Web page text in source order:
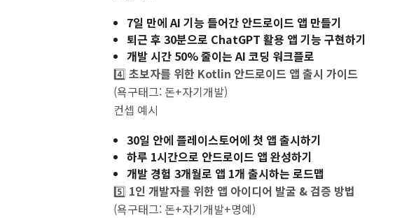
7일 만에 AI 기능 들어간 안드로이드 앱 만들기
퇴근 후 30분으로 ChatGPT 활용 앱 기능 구현하기
개발 시간 50% 줄이는 AI 코딩 워크플로
4️⃣ 초보자를 위한 Kotlin 안드로이드 앱 출시 가이드
(욕구태그: 돈+자기개발)
컨셉 예시
30일 안에 플레이스토어에 첫 앱 출시하기
하루 1시간으로 안드로이드 앱 완성하기
개발 경험 3개월로 앱 1개 출시하는 로드맵
5️⃣ 1인 개발자를 위한 앱 아이디어 발굴 & 검증 방법
(욕구태그: 돈+자기개발+명예)